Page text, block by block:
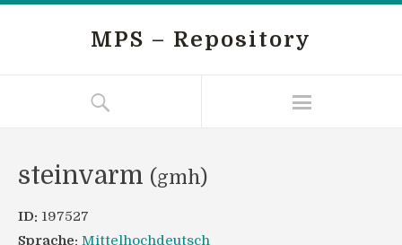
MPS – Repository
steinvarm (gmh)
ID: 197527
Sprache: Mittelhochdeutsch